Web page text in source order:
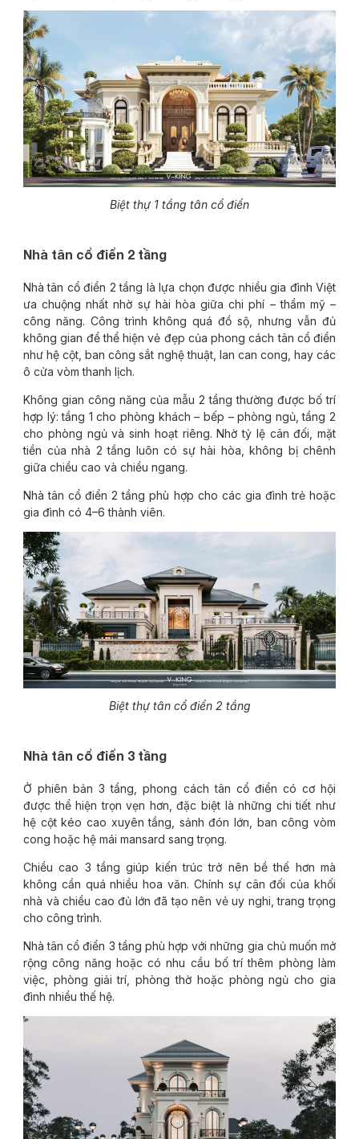
Biệt thự 1 tầng tân cổ điển
Nhà tân cổ điển 2 tầng
Nhà tân cổ điển 2 tầng là lựa chọn được nhiều gia đình Việt
ưa chuộng nhất nhờ sự hài hòa giữa chi phí – thẩm mỹ –
công năng. Công trình không quá đồ sộ, nhưng vẫn đủ
không gian để thể hiện vẻ đẹp của phong cách tân cổ điển
như hệ cột, ban công sắt nghệ thuật, lan can cong, hay các
ô cửa vòm thanh lịch.
Không gian công năng của mẫu 2 tầng thường được bố trí
hợp lý: tầng 1 cho phòng khách – bếp – phòng ngủ, tầng 2
cho phòng ngủ và sinh hoạt riêng. Nhờ tỷ lệ cân đối, mặt
tiền của nhà 2 tầng luôn có sự hài hòa, không bị chênh
giữa chiều cao và chiều ngang.
Nhà tân cổ điển 2 tầng phù hợp cho các gia đình trẻ hoặc
gia đình có 4–6 thành viên.
Biệt thự tân cổ điển 2 tầng
Nhà tân cổ điển 3 tầng
Ở phiên bản 3 tầng, phong cách tân cổ điển có cơ hội
được thể hiện trọn vẹn hơn, đặc biệt là những chi tiết như
hệ cột kéo cao xuyên tầng, sảnh đón lớn, ban công vòm
cong hoặc hệ mái mansard sang trọng.
Chiều cao 3 tầng giúp kiến trúc trở nên bề thế hơn mà
không cần quá nhiều hoa văn. Chính sự cân đối của khối
nhà và chiều cao đủ lớn đã tạo nên vẻ uy nghi, trang trọng
cho công trình.
Nhà tân cổ điển 3 tầng phù hợp với những gia chủ muốn mở
rộng công năng hoặc có nhu cầu bố trí thêm phòng làm
việc, phòng giải trí, phòng thờ hoặc phòng ngủ cho gia
đình nhiều thế hệ.